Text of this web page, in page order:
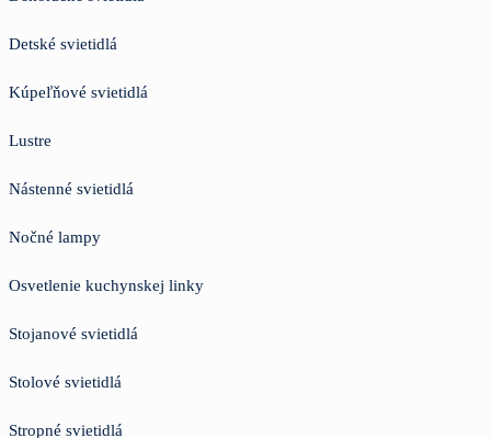
Detské svietidlá
Kúpeľňové svietidlá
Lustre
Nástenné svietidlá
Nočné lampy
Osvetlenie kuchynskej linky
Stojanové svietidlá
Stolové svietidlá
Stropné svietidlá